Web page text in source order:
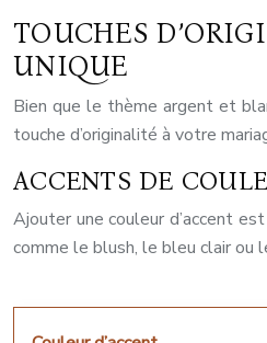
TOUCHES
UNIQUE
Bien que le thème argent et
touche d’originalité à votre
ACCENTS DE
Ajouter une couleur d’accent
comme le blush, le bleu clair ou